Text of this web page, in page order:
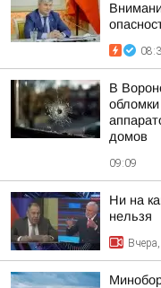
В
домов
09:09
Ни на
нельзя